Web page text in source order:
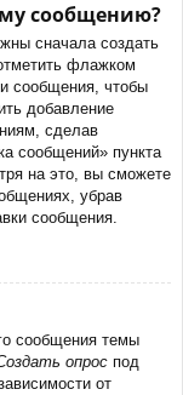
сообщению?
сначала создать
флажком
сообщения, чтобы
добавление
сделав
сообщений» пункта
на это, вы сможете
убрав
сообщения.
сообщения темы
опрос под
от